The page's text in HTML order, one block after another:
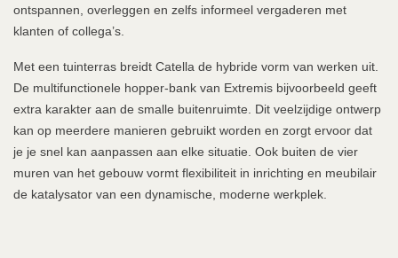
ontspannen, overleggen en zelfs informeel vergaderen met
klanten of collega’s.
Met een tuinterras breidt Catella de hybride vorm van werken uit.
De multifunctionele hopper-bank van Extremis bijvoorbeeld geeft
extra karakter aan de smalle buitenruimte. Dit veelzijdige ontwerp
kan op meerdere manieren gebruikt worden en zorgt ervoor dat
je je snel kan aanpassen aan elke situatie. Ook buiten de vier
muren van het gebouw vormt flexibiliteit in inrichting en meubilair
de katalysator van een dynamische, moderne werkplek.